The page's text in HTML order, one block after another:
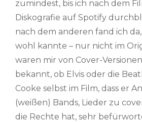
zumindest, bis ich nach dem
Diskografie auf Spotify
nach dem anderen fand ich
wohl kannte – nur nicht im
waren mir von Cover-
bekannt, ob Elvis oder die
Cooke selbst im Film, dass er
(weißen) Bands, Lieder zu
die Rechte hat, sehr